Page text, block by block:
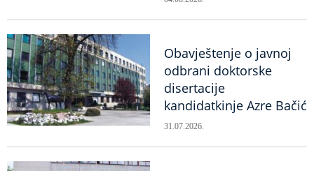
Obavještenje o javnoj
odbrani doktorske
disertacije
kandidatkinje Azre Bačić
31.07.2026.